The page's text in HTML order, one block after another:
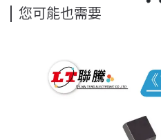
您可能也需要